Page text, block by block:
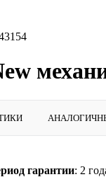
гарантии: 2